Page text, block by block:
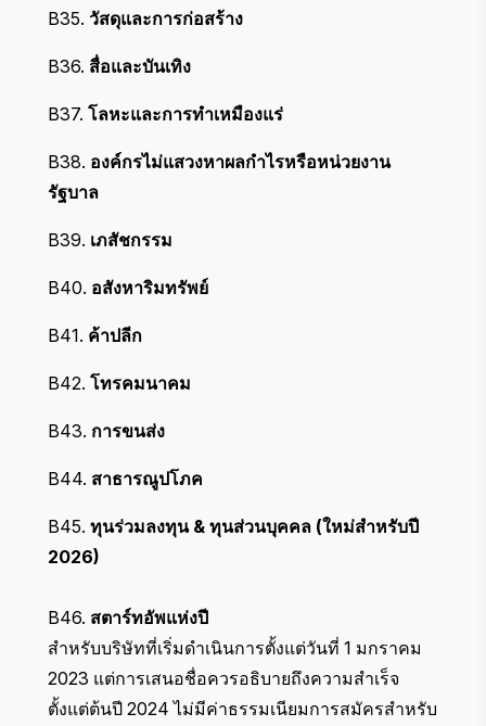
B35. วัสดุและการก่อสร้าง
B36. สื่อและบันเทิง
B37. โลหะและการทำเหมืองแร่
B38. องค์กรไม่แสวงหาผลกำไรหรือหน่วยงาน
รัฐบาล
B39. เภสัชกรรม
B40. อสังหาริมทรัพย์
B41. ค้าปลีก
B42. โทรคมนาคม
B43. การขนส่ง
B44. สาธารณูปโภค
B45. ทุนร่วมลงทุน & ทุนส่วนบุคคล (ใหม่สำหรับปี
2026)
B46. สตาร์ทอัพแห่งปี
สำหรับบริษัทที่เริ่มดำเนินการตั้งแต่วันที่ 1 มกราคม
2023 แต่การเสนอชื่อควรอธิบายถึงความสำเร็จ
ตั้งแต่ต้นปี 2024 ไม่มีค่าธรรมเนียมการสมัครสำหรับ